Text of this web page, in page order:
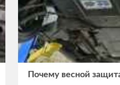
Почему весной